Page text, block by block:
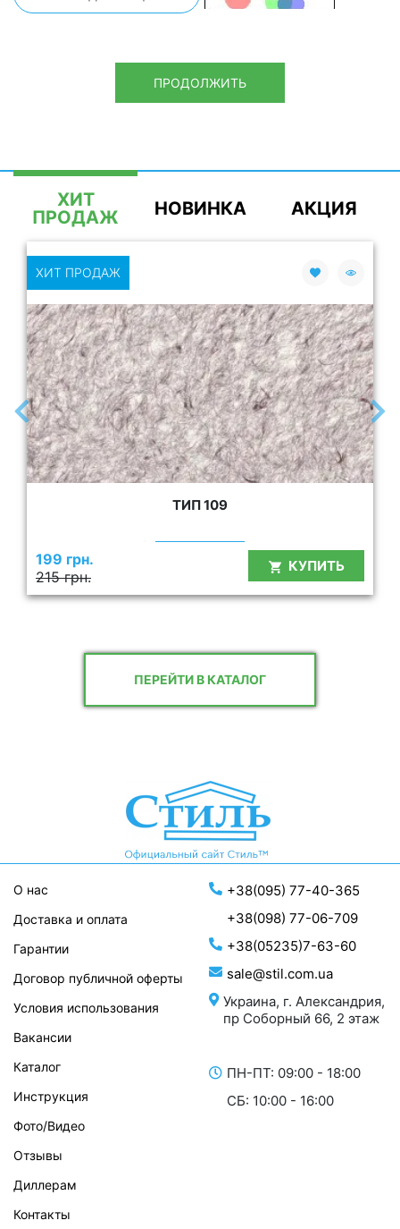
ПРОДОЛЖИТЬ
ХИТ
ПРОДАЖ
НОВИНКА АКЦИЯ
ХИТ ПРОДАЖ
ТИП 109
215 грн.
199 грн. КУПИТЬ
ПЕРЕЙТИ В КАТАЛОГ
+38(095) 77-40-365
+38(098) 77-06-709
+38(05235)7-63-60
sale@stil.com.ua
Украина, г. Александрия,
пр Соборный 66, 2 этаж
ПН-ПТ: 09:00 - 18:00
СБ: 10:00 - 16:00
О нас
Доставка и оплата
Гарантии
Договор публичной оферты
Условия использования
Вакансии
Каталог
Инструкция
Фото/Видео
Отзывы
Диллерам
Контакты